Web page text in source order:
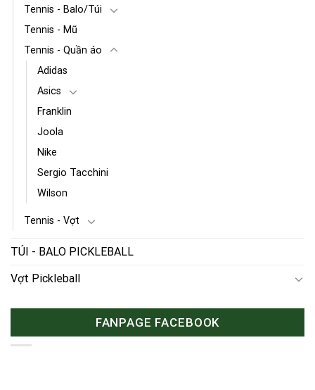
Tennis - Balo/Túi
Tennis - Mũ
Tennis - Quần áo
Adidas
Asics
Franklin
Joola
Nike
Sergio Tacchini
Wilson
Tennis - Vợt
TÚI - BALO PICKLEBALL
Vợt Pickleball
FANPAGE FACEBOOK